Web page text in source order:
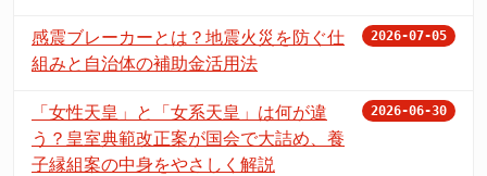
感震ブレーカーとは？地震火災を防ぐ仕
組みと自治体の補助金活用法
2026-07-05
「女性天皇」と「女系天皇」は何が違
う？皇室典範改正案が国会で大詰め、養
子縁組案の中身をやさしく解説
2026-06-30